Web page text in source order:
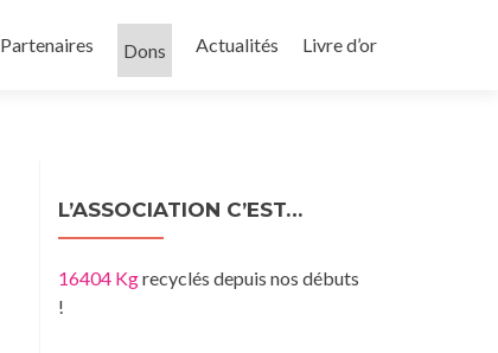
Partenaires Dons Actualités Livre d’or
L’ASSOCIATION C’EST…
16404 Kgrecyclés depuis nos débuts
!